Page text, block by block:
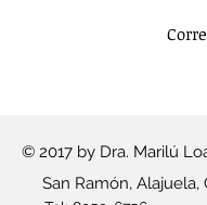
© 2017 by Dra. Marilú
San Ramón, Alajuela,